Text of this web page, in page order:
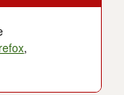
,